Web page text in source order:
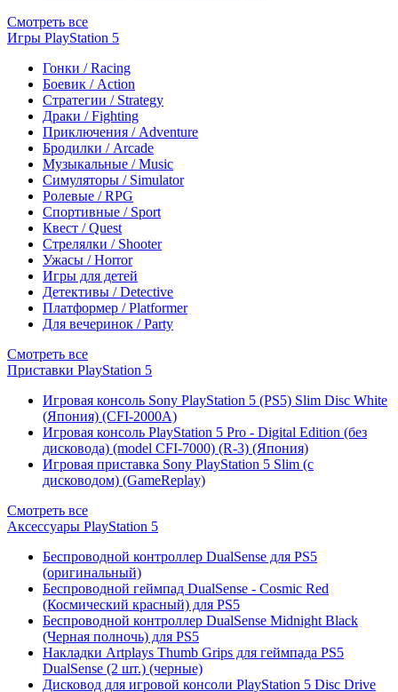
Смотреть все
Игры PlayStation 5
Гонки / Racing
Боевик / Action
Стратегии / Strategy
Драки / Fighting
Приключения / Adventure
Бродилки / Arcade
Музыкальные / Music
Симуляторы / Simulator
Ролевые / RPG
Спортивные / Sport
Квест / Quest
Стрелялки / Shooter
Ужасы / Horror
Игры для детей
Детективы / Detective
Платформер / Platformer
Для вечеринок / Party
Смотреть все
Приставки PlayStation 5
Игровая консоль Sony PlayStation 5 (PS5) Slim Disc White
(Япония) (CFI-2000A)
Игровая консоль PlayStation 5 Pro - Digital Edition (без
дисковода) (model CFI-7000) (R-3) (Япония)
Игровая приставка Sony PlayStation 5 Slim (с
дисководом) (GameReplay)
Смотреть все
Аксессуары PlayStation 5
Беспроводной контроллер DualSense для PS5
(оригинальный)
Беспроводной геймпад DualSense - Cosmic Red
(Космический красный) для PS5
Беспроводной контроллер DualSense Midnight Black
(Черная полночь) для PS5
Накладки Artplays Thumb Grips для геймпада PS5
DualSense (2 шт.) (черные)
Дисковод для игровой консоли PlayStation 5 Disc Drive